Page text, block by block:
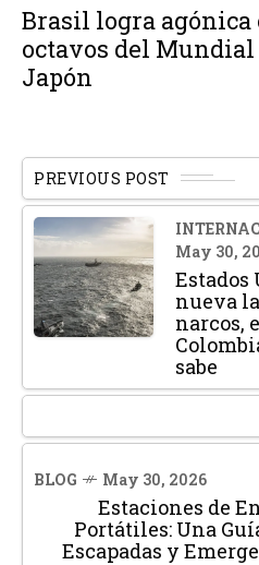
Brasil logra
octavos del Mundial
Japón
PREVIOUS POST
May 30,
Estados
nueva
narcos,
sabe
BLOG May 30, 2026
Estaciones de
Portátiles: Una
Escapadas y